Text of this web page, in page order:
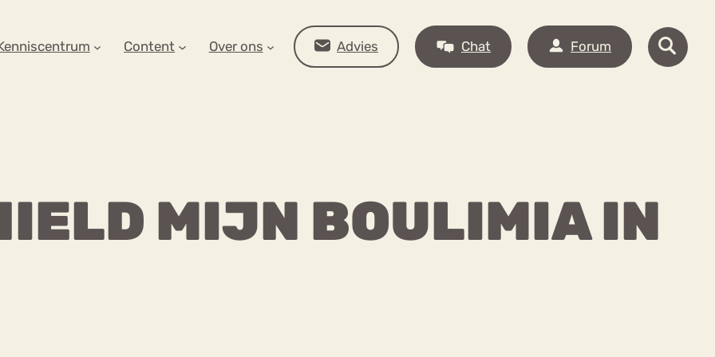
Content Over ons Advies Chat Forum
MIJN BOULIMIA IN
OP ZOEK?